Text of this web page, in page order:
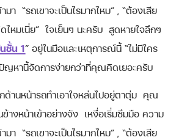
า “รถเขาจะเป็นไรมากไหม” , “ต้องเสีย
ดไหมเนี่ย” ใจเย็นๆ นะครับ สูดหายใจลึกๆ
ชั้น 1” อยู่ในมือและเหตุการณ์นี้ “ไม่มีใคร
ญหานี้จัดการง่ายกว่าที่คุณคิดเยอะครับ
ด้านหน้ารถทำเอาใจหล่นไปอยู่ตาตุ่ม คุณ
างหน้าเข้าอย่างจัง เหงื่อเริ่มซึมมือ ความ
า “รถเขาจะเป็นไรมากไหม” , “ต้องเสีย